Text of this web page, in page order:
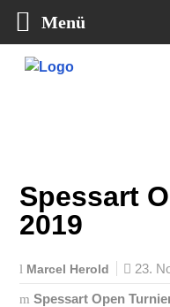
Spessart
2019
Marcel Herold
23.
Spessart Open
Menü